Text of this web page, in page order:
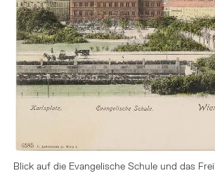
Blick auf die Evangelische Schule und das